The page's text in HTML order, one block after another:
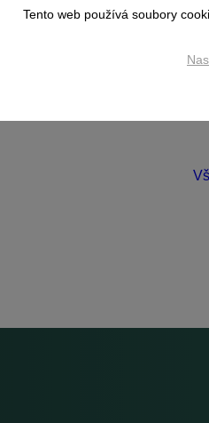
Tento web používá soubory